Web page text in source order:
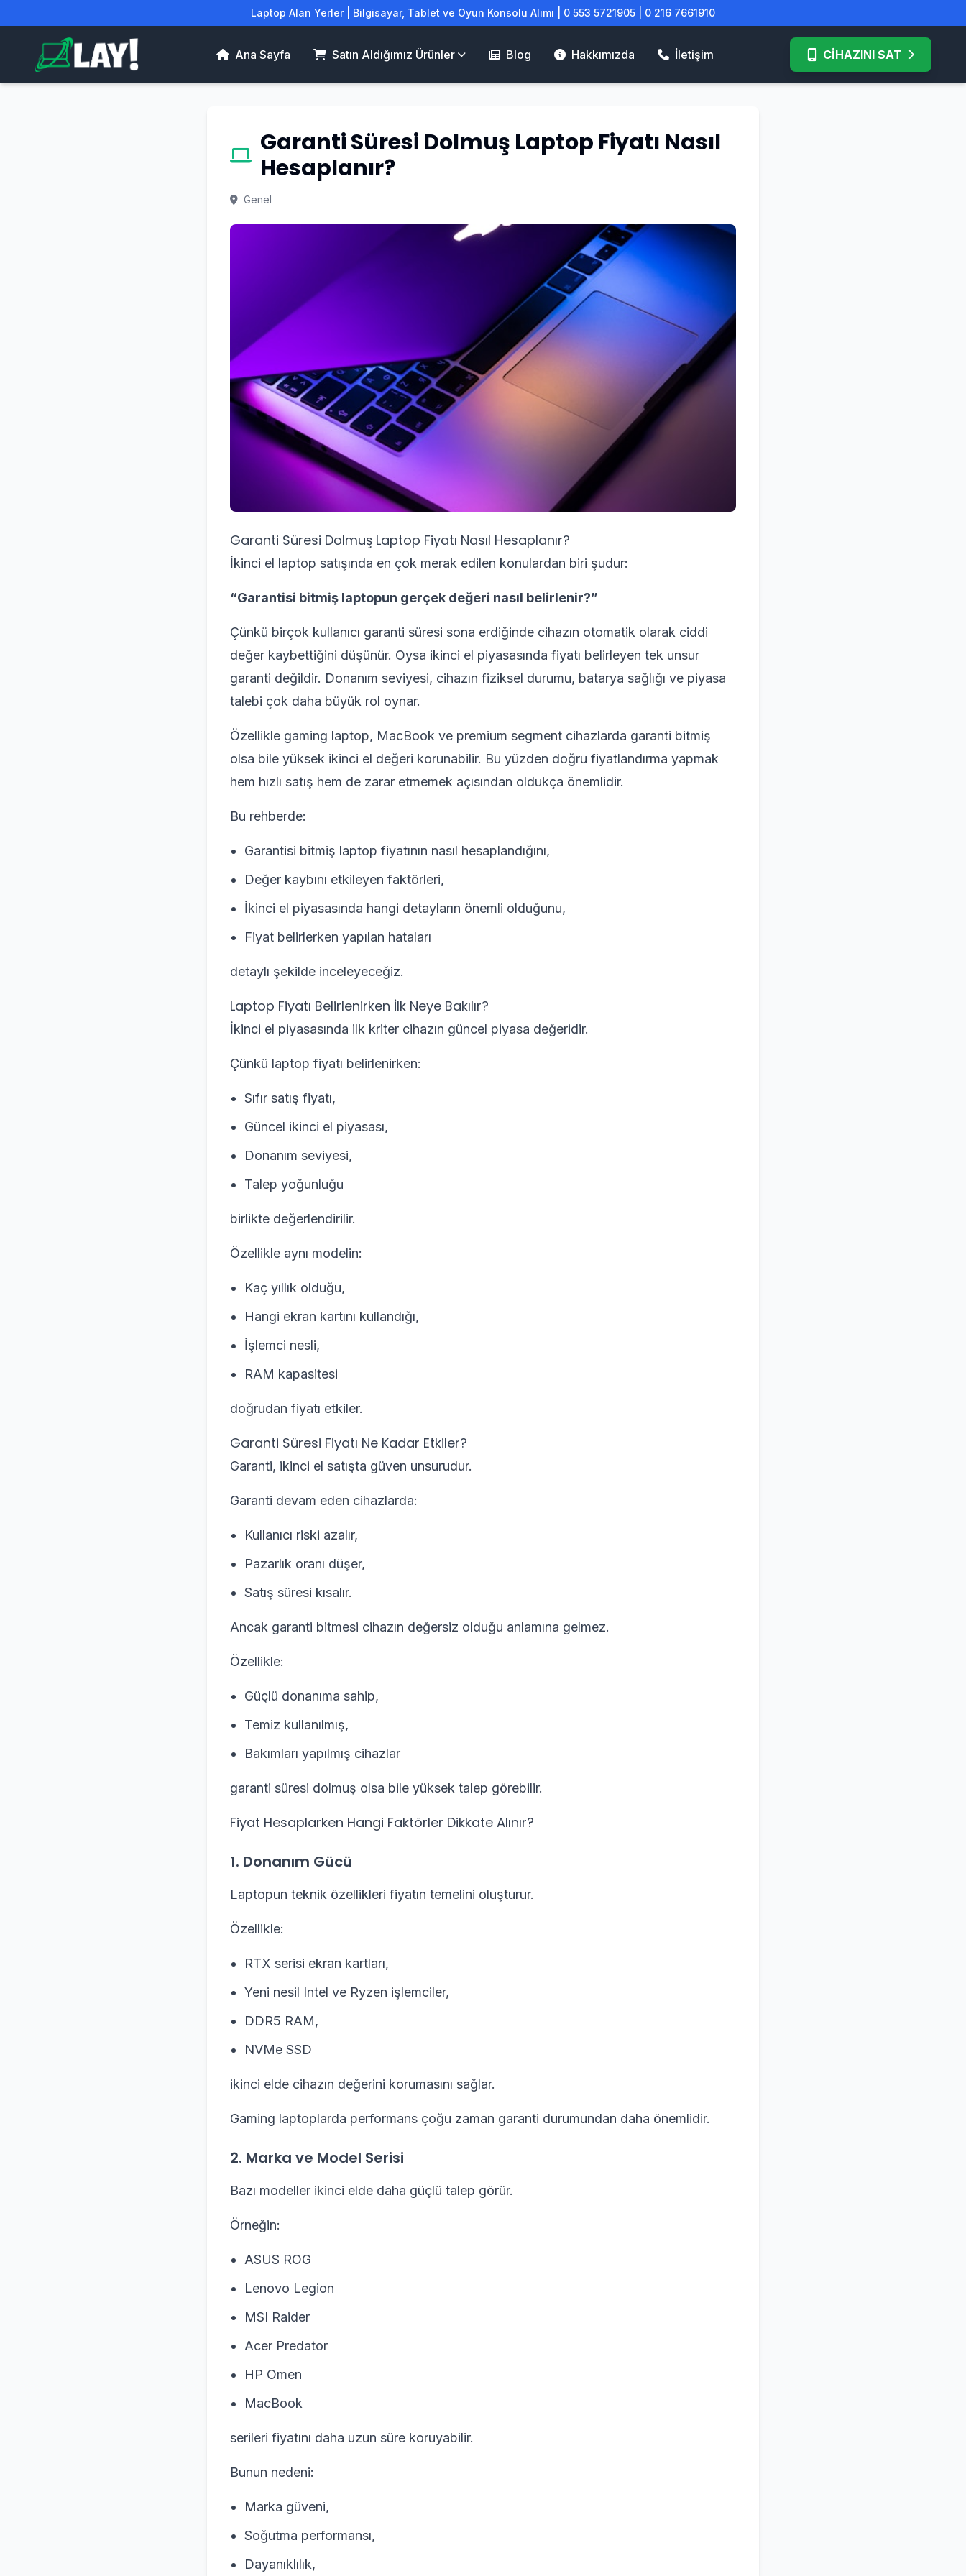
Laptop Alan Yerler | Bilgisayar, Tablet ve Oyun Konsolu Alımı | 0 553 5721905 | 0 216 7661910
Ana Sayfa Satın Aldığımız Ürünler Blog Hakkımızda İletişim CİHAZINI SAT
Garanti Süresi Dolmuş Laptop Fiyatı Nasıl
Hesaplanır?
Genel
Garanti Süresi Dolmuş Laptop Fiyatı Nasıl Hesaplanır?
İkinci el laptop satışında en çok merak edilen konulardan biri şudur:
“Garantisi bitmiş laptopun gerçek değeri nasıl belirlenir?”
Çünkü birçok kullanıcı garanti süresi sona erdiğinde cihazın otomatik olarak ciddi
değer kaybettiğini düşünür. Oysa ikinci el piyasasında fiyatı belirleyen tek unsur
garanti değildir. Donanım seviyesi, cihazın fiziksel durumu, batarya sağlığı ve piyasa
talebi çok daha büyük rol oynar.
Özellikle gaming laptop, MacBook ve premium segment cihazlarda garanti bitmiş
olsa bile yüksek ikinci el değeri korunabilir. Bu yüzden doğru fiyatlandırma yapmak
hem hızlı satış hem de zarar etmemek açısından oldukça önemlidir.
Bu rehberde:
Garantisi bitmiş laptop fiyatının nasıl hesaplandığını,
Değer kaybını etkileyen faktörleri,
İkinci el piyasasında hangi detayların önemli olduğunu,
Fiyat belirlerken yapılan hataları
detaylı şekilde inceleyeceğiz.
Laptop Fiyatı Belirlenirken İlk Neye Bakılır?
İkinci el piyasasında ilk kriter cihazın güncel piyasa değeridir.
Çünkü laptop fiyatı belirlenirken:
Sıfır satış fiyatı,
Güncel ikinci el piyasası,
Donanım seviyesi,
Talep yoğunluğu
birlikte değerlendirilir.
Özellikle aynı modelin:
Kaç yıllık olduğu,
Hangi ekran kartını kullandığı,
İşlemci nesli,
RAM kapasitesi
doğrudan fiyatı etkiler.
Garanti Süresi Fiyatı Ne Kadar Etkiler?
Garanti, ikinci el satışta güven unsurudur.
Garanti devam eden cihazlarda:
Kullanıcı riski azalır,
Pazarlık oranı düşer,
Satış süresi kısalır.
Ancak garanti bitmesi cihazın değersiz olduğu anlamına gelmez.
Özellikle:
Güçlü donanıma sahip,
Temiz kullanılmış,
Bakımları yapılmış cihazlar
garanti süresi dolmuş olsa bile yüksek talep görebilir.
Fiyat Hesaplarken Hangi Faktörler Dikkate Alınır?
1. Donanım Gücü
Laptopun teknik özellikleri fiyatın temelini oluşturur.
Özellikle:
RTX serisi ekran kartları,
Yeni nesil Intel ve Ryzen işlemciler,
DDR5 RAM,
NVMe SSD
ikinci elde cihazın değerini korumasını sağlar.
Gaming laptoplarda performans çoğu zaman garanti durumundan daha önemlidir.
2. Marka ve Model Serisi
Bazı modeller ikinci elde daha güçlü talep görür.
Örneğin:
ASUS ROG
Lenovo Legion
MSI Raider
Acer Predator
HP Omen
MacBook
serileri fiyatını daha uzun süre koruyabilir.
Bunun nedeni:
Marka güveni,
Soğutma performansı,
Dayanıklılık,